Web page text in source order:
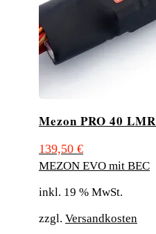
Mezon PRO 40 LMR
139,50 €
MEZON EVO mit BEC
inkl. 19 % MwSt.
zzgl. Versandkosten